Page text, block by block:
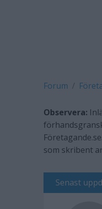
Forum
Observera:
som skribent
Senast